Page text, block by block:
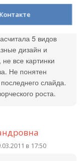
выбранными
требует
в
5 видов
дизайн и
все картинки
Не понятен
слайда.
роста.
в 17:50